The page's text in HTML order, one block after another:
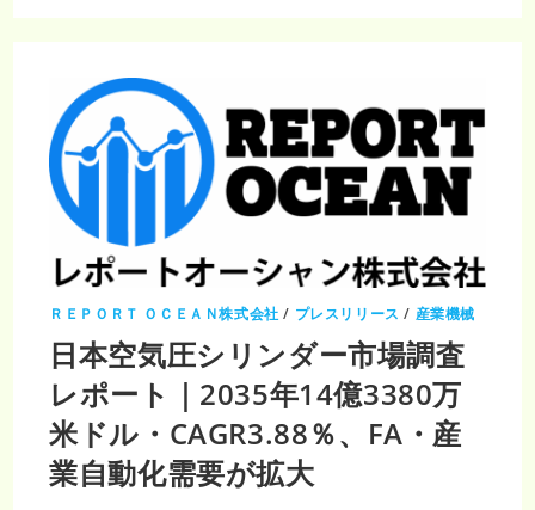
調
査
レ
ポ
ー
ト
｜
2035
億
4,730
万
米
ド
ル・
CAGR5.04％、
製
鉄
所
の
設
備
高
度
化
ＲＥＰＯＲＴ ＯＣＥＡＮ株式会社 / プレスリリース / 産業機械
日本空気圧シリンダー市場調査
レポート｜2035年14億3380万
米ドル・CAGR3.88％、FA・産
業自動化需要が拡大